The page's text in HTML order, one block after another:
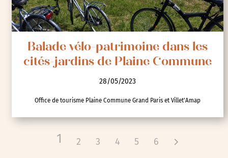
Balade vélo-patrimoine dans les
cités-jardins de Plaine Commune
28/05/2023
Office de tourisme Plaine Commune Grand Paris et Villet'Amap
1 2 3 4 5 6